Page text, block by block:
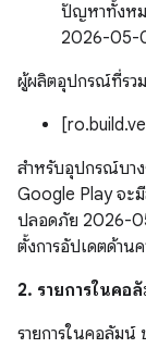
ปัญหาทั้งหม
2026-05-
ผู้ผลิตอุปกรณ์ที่รว
สำหรับอุปกรณ์บา
Google Play จะ
ปลอดภัย 2026-
ตั้งการอัปเดตด้าน
2. รายการในคอ
รายการในคอลัมน์